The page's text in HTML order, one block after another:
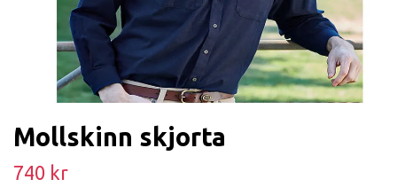
Mollskinn skjorta
740 kr